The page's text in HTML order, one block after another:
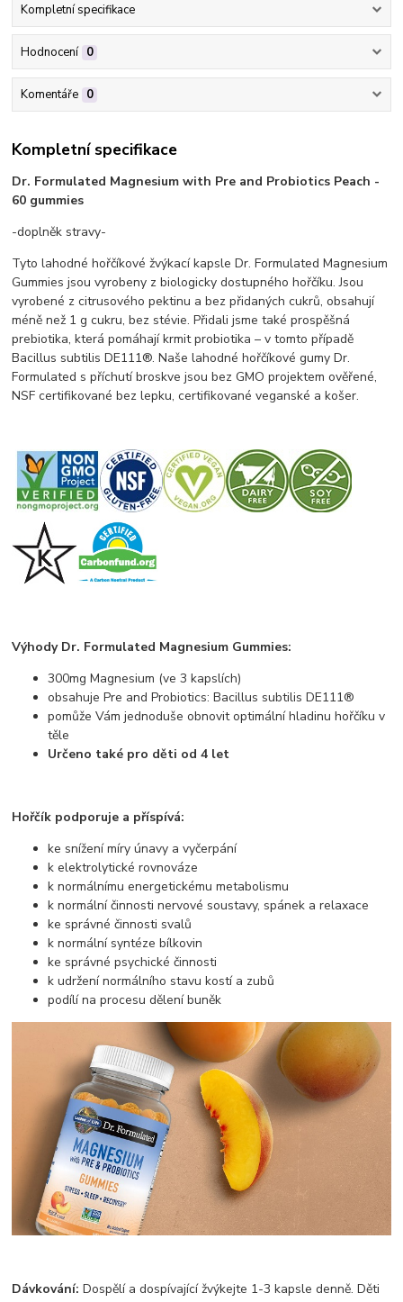
Kompletní specifikace
Hodnocení 0
Komentáře 0
Kompletní specifikace
Dr. Formulated Magnesium with Pre and Probiotics Peach -
60 gummies
-doplněk stravy-
Tyto lahodné hořčíkové žvýkací kapsle Dr. Formulated Magnesium
Gummies jsou vyrobeny z biologicky dostupného hořčíku. Jsou
vyrobené z citrusového pektinu a bez přidaných cukrů, obsahují
méně než 1 g cukru, bez stévie. Přidali jsme také prospěšná
prebiotika, která pomáhají krmit probiotika – v tomto případě
Bacillus subtilis DE111®. Naše lahodné hořčíkové gumy Dr.
Formulated s příchutí broskve jsou bez GMO projektem ověřené,
NSF certifikované bez lepku, certifikované veganské a košer.
Výhody Dr. Formulated Magnesium Gummies:
300mg Magnesium (ve 3 kapslích)
obsahuje Pre and Probiotics: Bacillus subtilis DE111®
pomůže Vám jednoduše obnovit optimální hladinu hořčíku v
těle
Určeno také pro děti od 4 let
Hořčík podporuje a příspívá:
ke snížení míry únavy a vyčerpání
k elektrolytické rovnováze
k normálnímu energetickému metabolismu
k normální činnosti nervové soustavy, spánek a relaxace
ke správné činnosti svalů
k normální syntéze bílkovin
ke správné psychické činnosti
k udržení normálního stavu kostí a zubů
podílí na procesu dělení buněk
Dávkování: Dospělí a dospívající žvýkejte 1-3 kapsle denně. Děti